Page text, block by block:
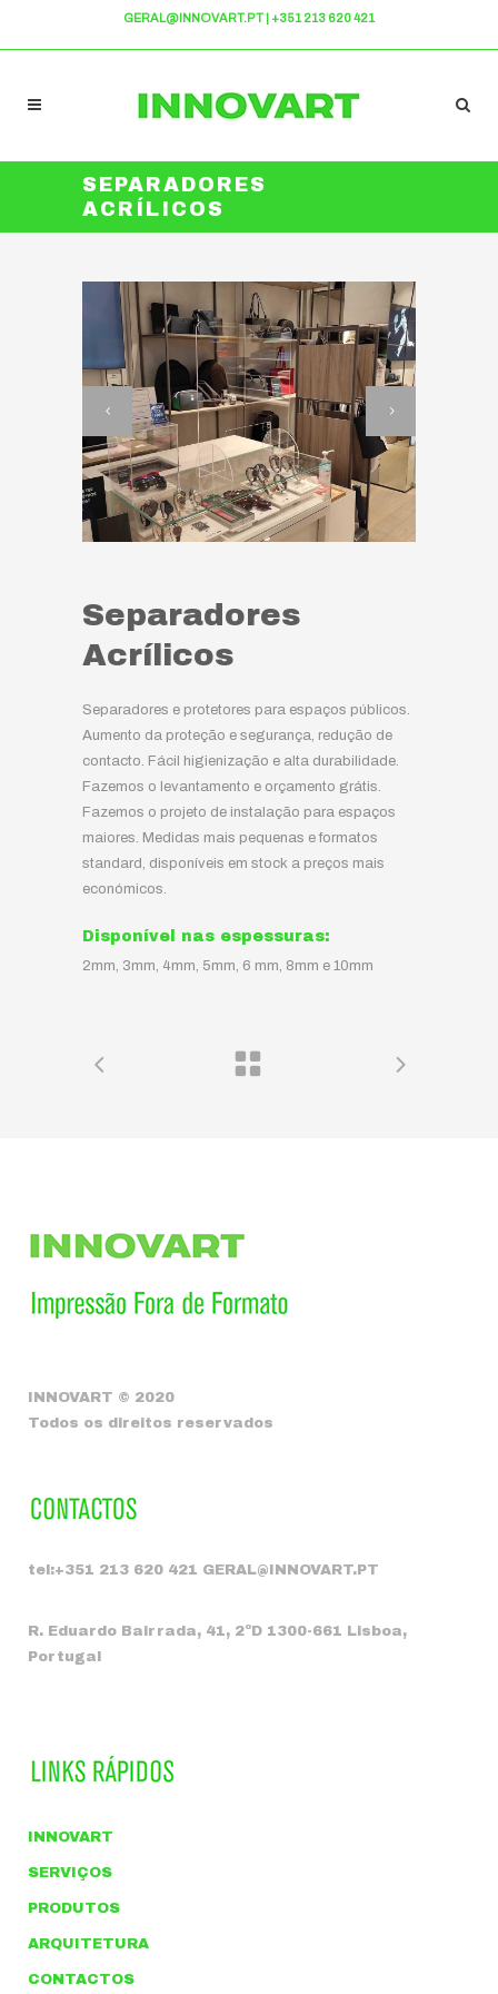
GERAL@INNOVART.PT |+351 213 620 421
SEPARADORES
ACRÍLICOS
Separadores
Acrílicos
Separadores e protetores para espaços públicos.
Aumento da proteção e segurança, redução de
contacto. Fácil higienização e alta durabilidade.
Fazemos o levantamento e orçamento grátis.
Fazemos o projeto de instalação para espaços
maiores. Medidas mais pequenas e formatos
standard, disponíveis em stock a preços mais
económicos.
Disponível nas espessuras:
2mm, 3mm, 4mm, 5mm, 6 mm, 8mm e 10mm
INNOVART © 2020
Todos os direitos reservados
tel:+351 213 620 421 GERAL@INNOVART.PT
R. Eduardo Bairrada, 41, 2ºD 1300-661 Lisboa,
Portugal
INNOVART
SERVIÇOS
PRODUTOS
ARQUITETURA
CONTACTOS